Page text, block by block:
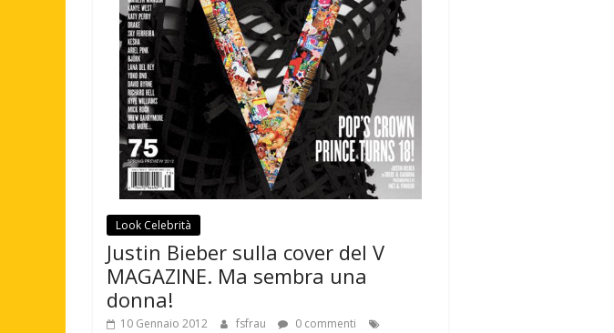
Look Celebrità
Justin Bieber sulla cover del V
MAGAZINE. Ma sembra una
donna!
10 Gennaio 2012 fsfrau
0 commenti